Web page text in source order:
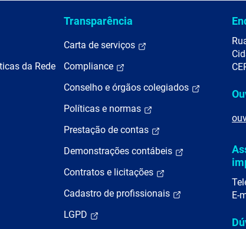
da Rede
Transparência
Carta de serviços
Compliance
Conselho e órgãos colegiados
Políticas e normas
Prestação de contas
Demonstrações contábeis
Contratos e licitações
Cadastro de profissionais
LGPD
E-